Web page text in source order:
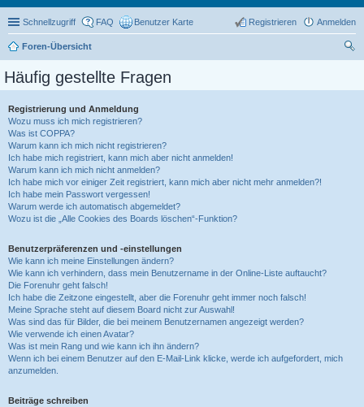
Schnellzugriff FAQ Benutzer Karte Anmelden
Registrieren
Foren-Übersicht
Häufig gestellte Fragen
Registrierung und Anmeldung
Wozu muss ich mich registrieren?
Was ist COPPA?
Warum kann ich mich nicht registrieren?
Ich habe mich registriert, kann mich aber nicht anmelden!
Warum kann ich mich nicht anmelden?
Ich habe mich vor einiger Zeit registriert, kann mich aber nicht mehr anmelden?!
Ich habe mein Passwort vergessen!
Warum werde ich automatisch abgemeldet?
Wozu ist die „Alle Cookies des Boards löschen“-Funktion?
Benutzerpräferenzen und -einstellungen
Wie kann ich meine Einstellungen ändern?
Wie kann ich verhindern, dass mein Benutzername in der Online-Liste auftaucht?
Die Forenuhr geht falsch!
Ich habe die Zeitzone eingestellt, aber die Forenuhr geht immer noch falsch!
Meine Sprache steht auf diesem Board nicht zur Auswahl!
Was sind das für Bilder, die bei meinem Benutzernamen angezeigt werden?
Wie verwende ich einen Avatar?
Was ist mein Rang und wie kann ich ihn ändern?
Wenn ich bei einem Benutzer auf den E-Mail-Link klicke, werde ich aufgefordert, mich
anzumelden.
Beiträge schreiben